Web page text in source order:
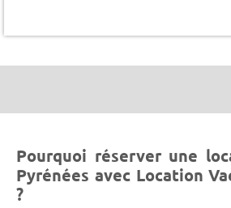
Pourquoi réserver une
Pyrénées avec Location
?